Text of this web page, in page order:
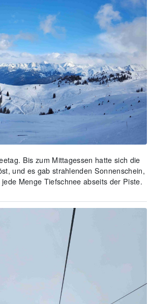
Bis zum Mittagessen hatte sich die
und es gab strahlenden Sonnenschein,
Menge Tiefschnee abseits der Piste.